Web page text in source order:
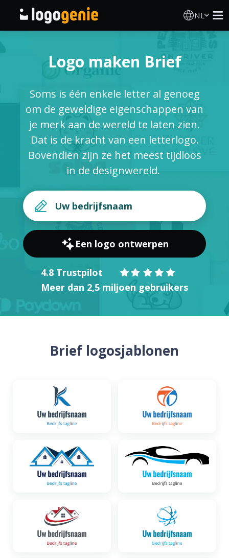
NL
AI logogenerator
Logo-ideeën
Gedrukte producten
Over
INLOGGEN
Logo maken Brief
Soms is één enkele letter al genoeg
om de geweldige eigenschappen van
je merk aan de wereld te laten zien.
Dat is de kracht van een letterlogo.
Bovendien zijn ze het meest tijdloos
in de designwereld.
Een logo ontwerpen
4.8 Trustpilot
Meer dan 2,5 miljoen gebruikers
Brief logosjablonen